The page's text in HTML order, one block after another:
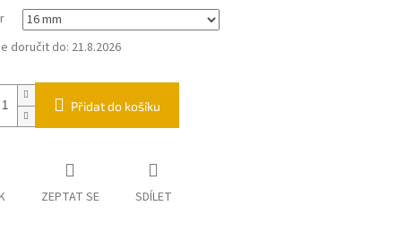
doručit do: 21.8.2026
Přidat do košíku
ZEPTAT SE SDÍLET